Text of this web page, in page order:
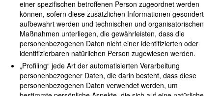
einer spezifischen betroffenen Person zugeordnet werden
können, sofern diese zusätzlichen Informationen gesondert
aufbewahrt werden und technischen und organisatorischen
Maßnahmen unterliegen, die gewährleisten, dass die
personenbezogenen Daten nicht einer identifizierten oder
identifizierbaren natürlichen Person zugewiesen werden.
„Profiling“ jede Art der automatisierten Verarbeitung
personenbezogener Daten, die darin besteht, dass diese
personenbezogenen Daten verwendet werden, um